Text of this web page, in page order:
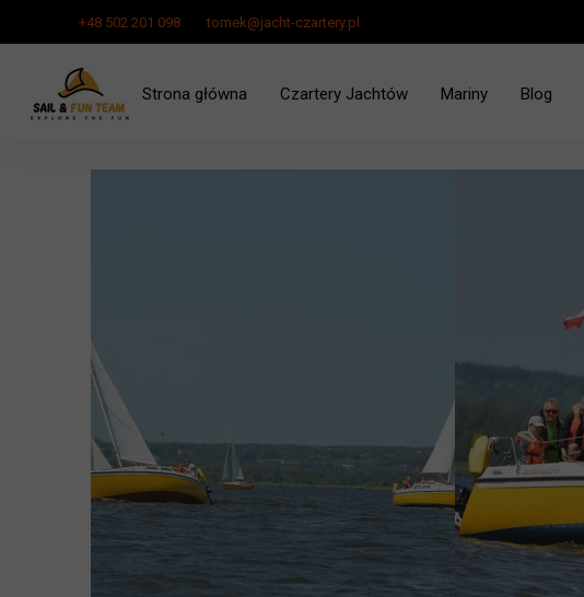
+48 502 201 098 tomek@jacht-czartery.pl
Strona główna Czartery Jachtów Mariny Blog